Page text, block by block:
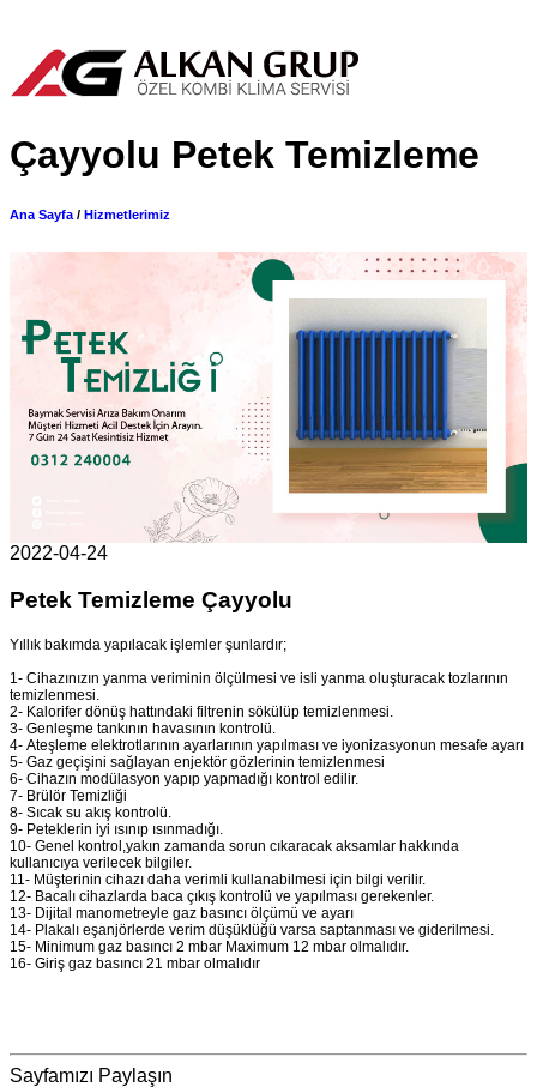
Çayyolu Petek Temizleme
Ana Sayfa/ Hizmetlerimiz
2022-04-24
Petek Temizleme Çayyolu
Yıllık bakımda yapılacak işlemler şunlardır;
1- Cihazınızın yanma veriminin ölçülmesi ve isli yanma oluşturacak tozlarının
temizlenmesi.
2- Kalorifer dönüş hattındaki filtrenin sökülüp temizlenmesi.
3- Genleşme tankının havasının kontrolü.
4- Ateşleme elektrotlarının ayarlarının yapılması ve iyonizasyonun mesafe ayarı
5- Gaz geçişini sağlayan enjektör gözlerinin temizlenmesi
6- Cihazın modülasyon yapıp yapmadığı kontrol edilir.
7- Brülör Temizliği
8- Sıcak su akış kontrolü.
9- Peteklerin iyi ısınıp ısınmadığı.
10- Genel kontrol,yakın zamanda sorun cıkaracak aksamlar hakkında
kullanıcıya verilecek bilgiler.
11- Müşterinin cihazı daha verimli kullanabilmesi için bilgi verilir.
12- Bacalı cihazlarda baca çıkış kontrolü ve yapılması gerekenler.
13- Dijital manometreyle gaz basıncı ölçümü ve ayarı
14- Plakalı eşanjörlerde verim düşüklüğü varsa saptanması ve giderilmesi.
15- Minimum gaz basıncı 2 mbar Maximum 12 mbar olmalıdır.
16- Giriş gaz basıncı 21 mbar olmalıdır
Sayfamızı Paylaşın